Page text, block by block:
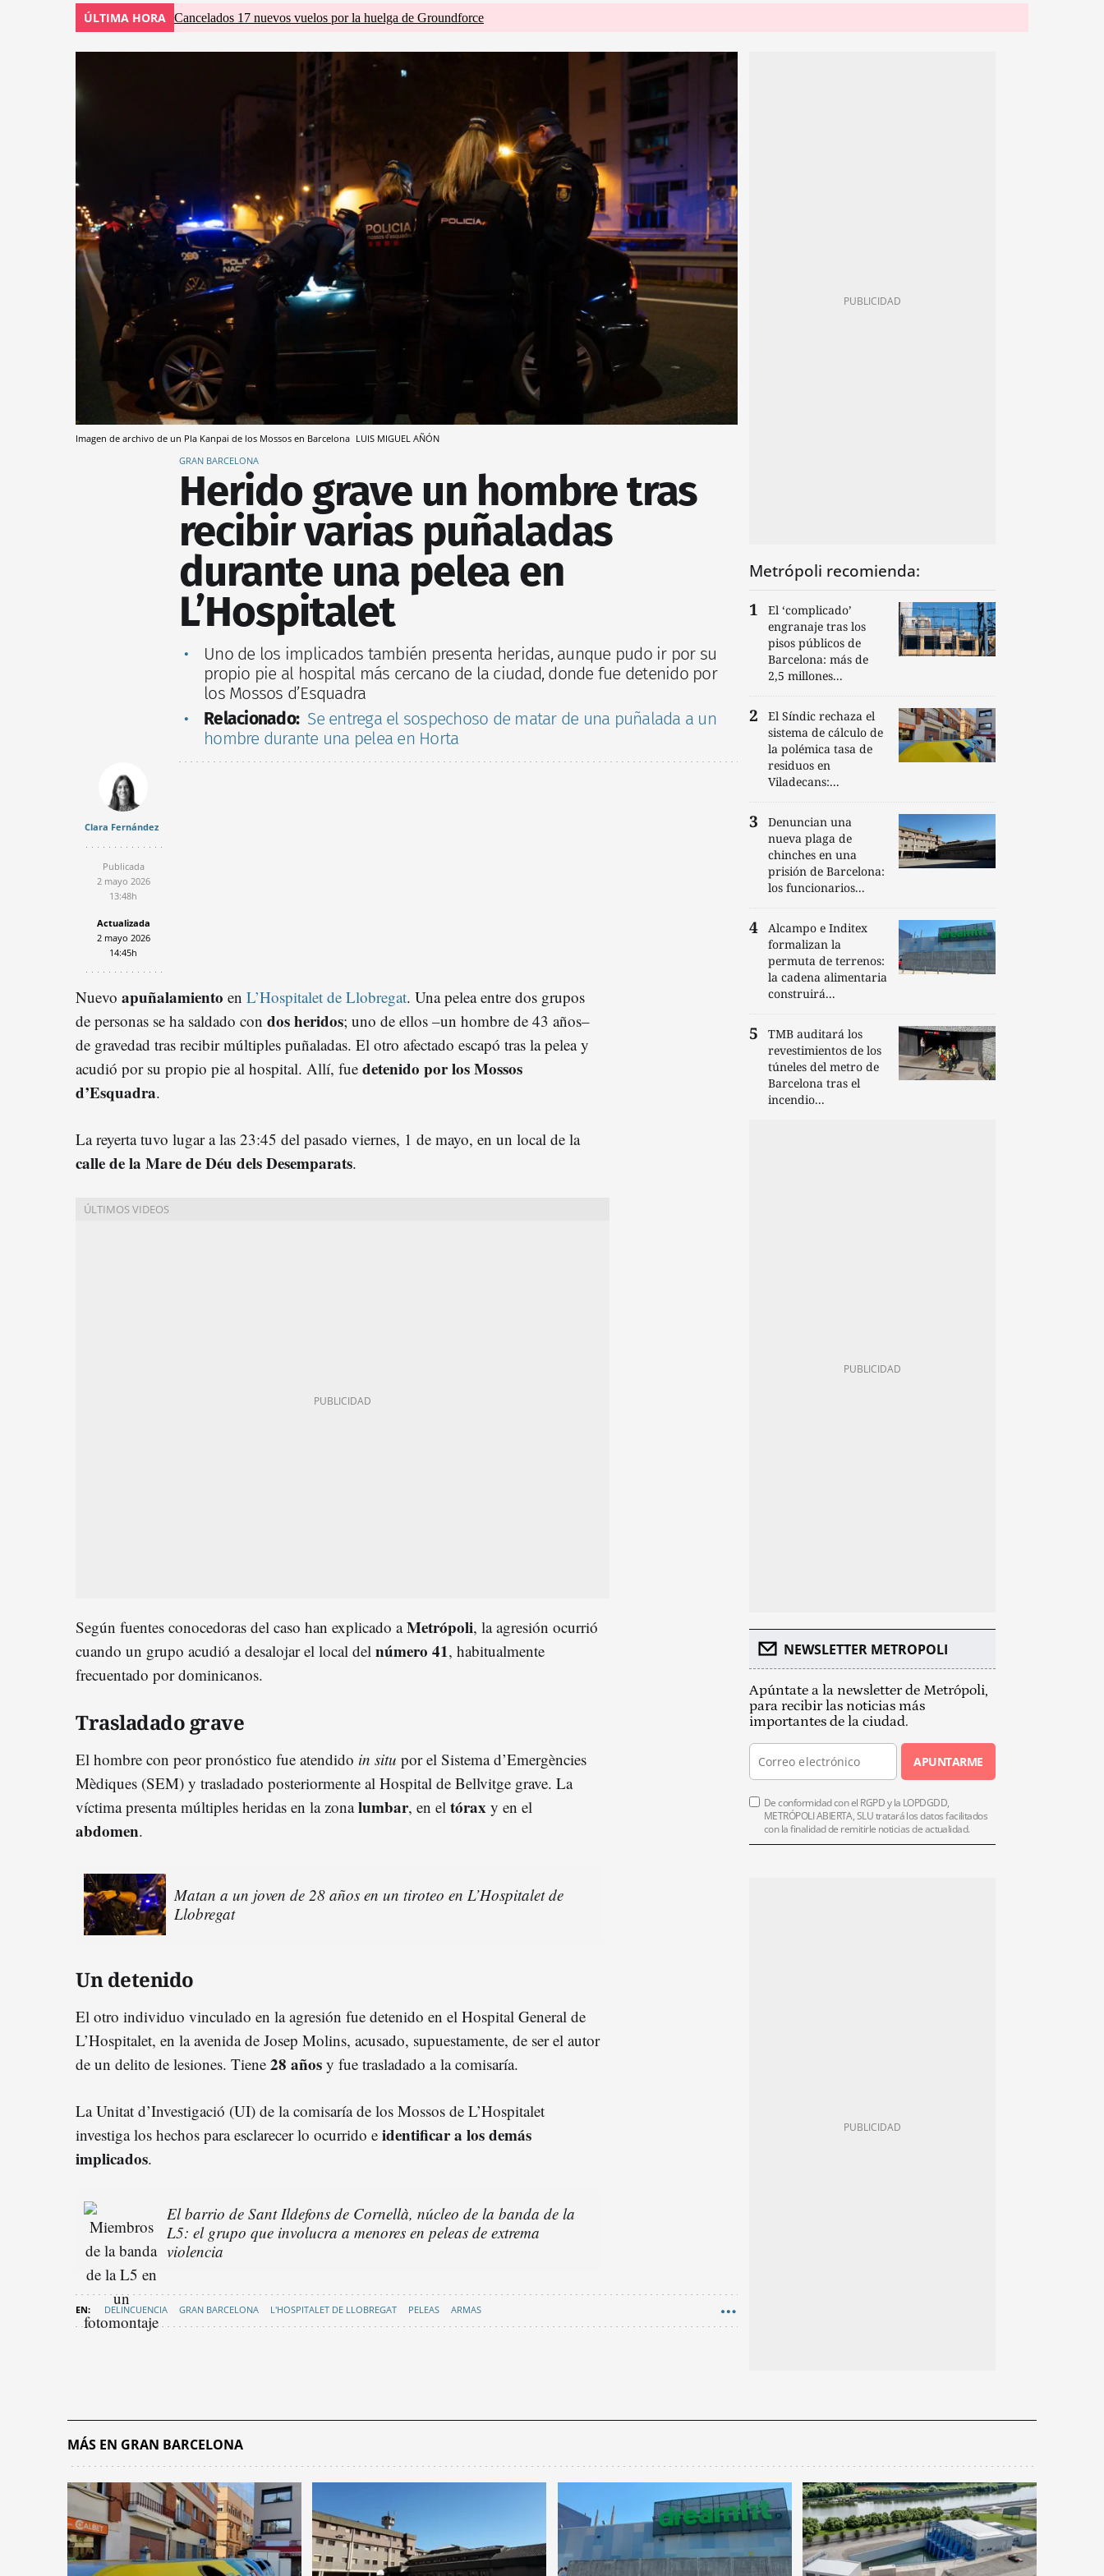
ÚLTIMA HORA Cancelados 17 nuevos vuelos por la huelga de Groundforce
Imagen de archivo de un Pla Kanpai de los Mossos en Barcelona LUIS MIGUEL AÑÓN
GRAN BARCELONA
Herido grave un hombre tras
recibir varias puñaladas
durante una pelea en
L’Hospitalet
Uno de los implicados también presenta heridas, aunque pudo ir por su
propio pie al hospital más cercano de la ciudad, donde fue detenido por
los Mossos d’Esquadra
Relacionado: Se entrega el sospechoso de matar de una puñalada a un
hombre durante una pelea en Horta
Clara Fernández
Publicada
2 mayo 2026
13:48h
Actualizada
2 mayo 2026
14:45h
Nuevo apuñalamiento en L’Hospitalet de Llobregat. Una pelea entre dos grupos
de personas se ha saldado con dos heridos; uno de ellos –un hombre de 43 años–
de gravedad tras recibir múltiples puñaladas. El otro afectado escapó tras la pelea y
acudió por su propio pie al hospital. Allí, fue detenido por los Mossos
d’Esquadra.
La reyerta tuvo lugar a las 23:45 del pasado viernes, 1 de mayo, en un local de la
calle de la Mare de Déu dels Desemparats.
Según fuentes conocedoras del caso han explicado aMetrópoli, la agresión ocurrió
cuando un grupo acudió a desalojar el local del número 41, habitualmente
frecuentado por dominicanos.
Trasladado grave
El hombre con peor pronóstico fue atendido in situ por el Sistema d’Emergències
Mèdiques (SEM) y trasladado posteriormente al Hospital de Bellvitge grave. La
víctima presenta múltiples heridas en la zonalumbar, en el tórax y en el
abdomen.
Matan a un joven de 28 años en un tiroteo en L’Hospitalet de
Llobregat
Un detenido
El otro individuo vinculado en la agresión fue detenido en el Hospital General de
L’Hospitalet, en la avenida de Josep Molins, acusado, supuestamente, de ser el autor
de un delito de lesiones. Tiene 28 años y fue trasladado a la comisaría.
La Unitat d’Investigació (UI) de la comisaría de los Mossos de L’Hospitalet
investiga los hechos para esclarecer lo ocurrido e identificar a los demás
implicados.
El barrio de Sant Ildefons de Cornellà, núcleo de la banda de la
L5: el grupo que involucra a menores en peleas de extrema
violencia
DELINCUENCIA GRAN BARCELONA L'HOSPITALET DE LLOBREGAT PELEAS ARMAS
Metrópoli recomienda:
El ‘complicado’
engranaje tras los
pisos públicos de
Barcelona: más de
2,5 millones...
El Síndic rechaza el
sistema de cálculo de
la polémica tasa de
residuos en
Viladecans:...
Denuncian una
nueva plaga de
chinches en una
prisión de Barcelona:
los funcionarios...
Alcampo e Inditex
formalizan la
permuta de terrenos:
la cadena alimentaria
construirá...
TMB auditará los
revestimientos de los
túneles del metro de
Barcelona tras el
incendio...
NEWSLETTER METROPOLI
Apúntate a la newsletter de Metrópoli,
para recibir las noticias más
importantes de la ciudad.
APUNTARME
De conformidad con el RGPD y la LOPDGDD,
METRÓPOLI ABIERTA, SLU tratará los datos facilitados
con la finalidad de remitirle noticias de actualidad.
MÁS EN GRAN BARCELONA